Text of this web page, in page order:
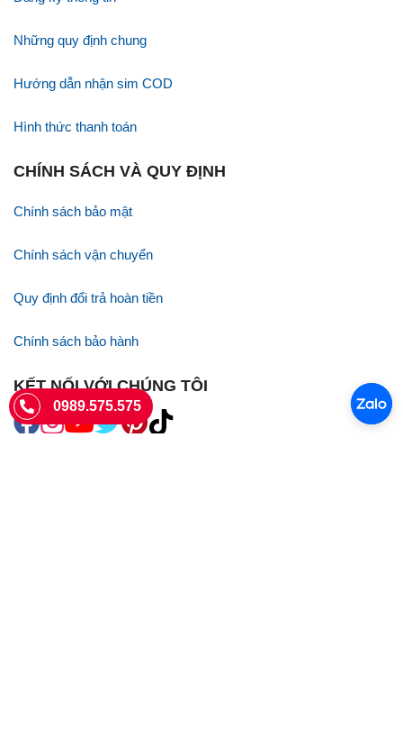
Những quy định chung
Hướng dẫn nhận sim COD
Hình thức thanh toán
CHÍNH SÁCH VÀ QUY ĐỊNH
Chính sách bảo mật
Chính sách vận chuyển
Quy định đổi trả hoàn tiền
Chính sách bảo hành
KẾT NỐI VỚI CHÚNG TÔI
0989.575.575